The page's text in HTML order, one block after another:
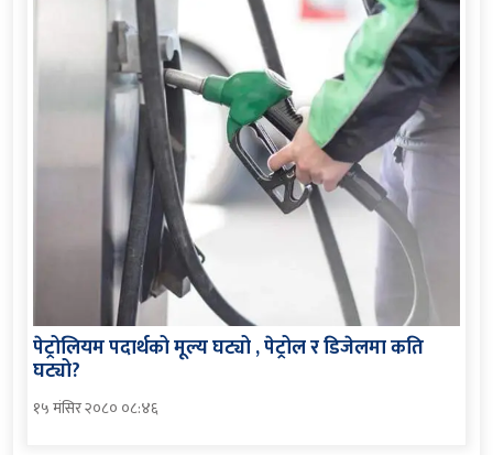
पेट्रोलियम पदार्थको मूल्य घट्यो , पेट्रोल र डिजेलमा कति
घट्यो?
१५ मंसिर २०८० ०८:४६